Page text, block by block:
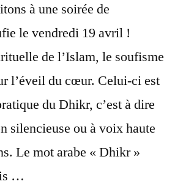
à une soirée de
le vendredi 19 avril !
de l’Islam, le soufisme
l’éveil du cœur. Celui-ci est
du Dhikr, c’est à dire
silencieuse ou à voix haute
Le mot arabe « Dhikr »
…